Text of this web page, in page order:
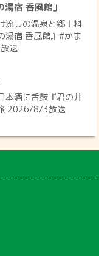
湯宿 香風館」
流しの温泉と郷土料
湯宿 香風館』#かま
送
本酒に舌鼓『君の井
2026/8/3放送